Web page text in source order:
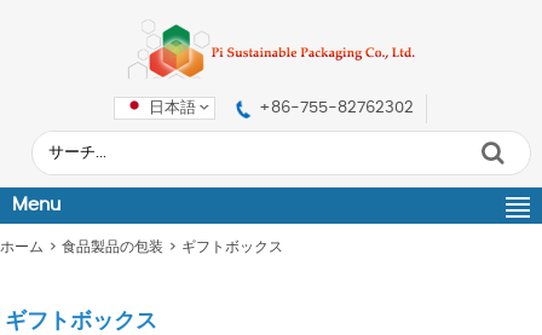
日本語 +86-755-82762302
Menu
ホーム > 食品製品の包装 > ギフトボックス
ギフトボックス